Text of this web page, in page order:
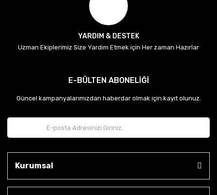
YARDIM & DESTEK
Uzman Ekiplerimiz Size Yardım Etmek için Her zaman Hazırlar
E-BÜLTEN ABONELİĞİ
Güncel kampanyalarımızdan haberdar olmak için kayıt olunuz.
Kurumsal